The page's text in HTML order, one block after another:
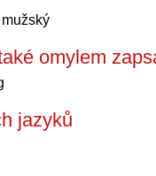
omylem
jazyků